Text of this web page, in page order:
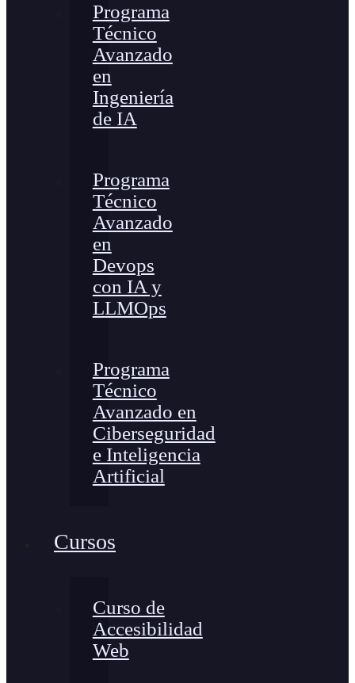
Programa
Técnico
Avanzado
en
Ingeniería
de IA
Programa
Técnico
Avanzado
en
Devops
con IA y
LLMOps
Programa
Técnico
Avanzado en
Ciberseguridad
e Inteligencia
Artificial
Cursos
Curso de
Accesibilidad
Web